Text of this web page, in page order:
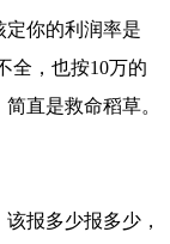
定你的利润率是
全，也按10万的
直是救命稻草。
报多少报多少，